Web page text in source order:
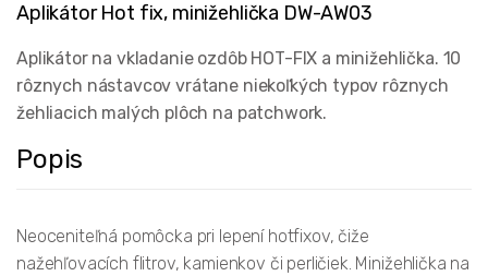
Aplikátor Hot fix, minižehlička DW-AW03
Aplikátor na vkladanie ozdôb HOT-FIX a minižehlička. 10
rôznych nástavcov vrátane niekoľkých typov rôznych
žehliacich malých plôch na patchwork.
Popis
Neoceniteľná pomôcka pri lepení hotfixov, čiže
nažehľovacích flitrov, kamienkov či perličiek. Minižehlička na